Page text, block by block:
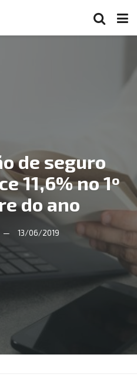
de seguro
11,6% no 1º
do ano
13/06/2019